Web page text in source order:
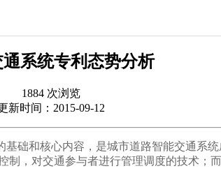
系统专利态势分析
1884 次浏览
新时间：2015-09-12
基础和核心内容，是城市道路智能交通系
，对交通参与者进行管理调度的技术；